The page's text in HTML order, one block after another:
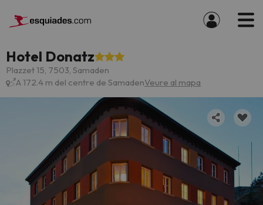
Hotel Donatz
Plazzet 15, 7503, Samaden
A 172.4 m del centre de SamadenVeure al mapa